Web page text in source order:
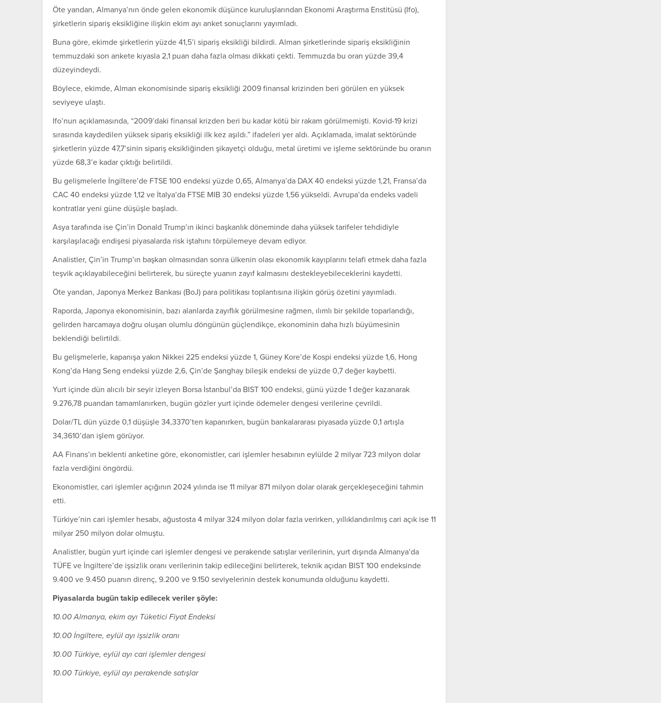
Öte yandan, Almanya’nın önde gelen ekonomik düşünce kuruluşlarından Ekonomi Araştırma Enstitüsü (Ifo),
şirketlerin sipariş eksikliğine ilişkin ekim ayı anket sonuçlarını yayımladı.
Buna göre, ekimde şirketlerin yüzde 41,5’i sipariş eksikliği bildirdi. Alman şirketlerinde sipariş eksikliğinin
temmuzdaki son ankete kıyasla 2,1 puan daha fazla olması dikkati çekti. Temmuzda bu oran yüzde 39,4
düzeyindeydi.
Böylece, ekimde, Alman ekonomisinde sipariş eksikliği 2009 finansal krizinden beri görülen en yüksek
seviyeye ulaştı.
Ifo’nun açıklamasında, “2009’daki finansal krizden beri bu kadar kötü bir rakam görülmemişti. Kovid-19 krizi
sırasında kaydedilen yüksek sipariş eksikliği ilk kez aşıldı.” ifadeleri yer aldı. Açıklamada, imalat sektöründe
şirketlerin yüzde 47,7’sinin sipariş eksikliğinden şikayetçi olduğu, metal üretimi ve işleme sektöründe bu oranın
yüzde 68,3’e kadar çıktığı belirtildi.
Bu gelişmelerle İngiltere’de FTSE 100 endeksi yüzde 0,65, Almanya’da DAX 40 endeksi yüzde 1,21, Fransa’da
CAC 40 endeksi yüzde 1,12 ve İtalya’da FTSE MIB 30 endeksi yüzde 1,56 yükseldi. Avrupa’da endeks vadeli
kontratlar yeni güne düşüşle başladı.
Asya tarafında ise Çin’in Donald Trump’ın ikinci başkanlık döneminde daha yüksek tarifeler tehdidiyle
karşılaşılacağı endişesi piyasalarda risk iştahını törpülemeye devam ediyor.
Analistler, Çin’in Trump’ın başkan olmasından sonra ülkenin olası ekonomik kayıplarını telafi etmek daha fazla
teşvik açıklayabileceğini belirterek, bu süreçte yuanın zayıf kalmasını destekleyebileceklerini kaydetti.
Öte yandan, Japonya Merkez Bankası (BoJ) para politikası toplantısına ilişkin görüş özetini yayımladı.
Raporda, Japonya ekonomisinin, bazı alanlarda zayıflık görülmesine rağmen, ılımlı bir şekilde toparlandığı,
gelirden harcamaya doğru oluşan olumlu döngünün güçlendikçe, ekonominin daha hızlı büyümesinin
beklendiği belirtildi.
Bu gelişmelerle, kapanışa yakın Nikkei 225 endeksi yüzde 1, Güney Kore’de Kospi endeksi yüzde 1,6, Hong
Kong’da Hang Seng endeksi yüzde 2,6, Çin’de Şanghay bileşik endeksi de yüzde 0,7 değer kaybetti.
Yurt içinde dün alıcılı bir seyir izleyen Borsa İstanbul’da BIST 100 endeksi, günü yüzde 1 değer kazanarak
9.276,78 puandan tamamlanırken, bugün gözler yurt içinde ödemeler dengesi verilerine çevrildi.
Dolar/TL dün yüzde 0,1 düşüşle 34,3370’ten kapanırken, bugün bankalararası piyasada yüzde 0,1 artışla
34,3610’dan işlem görüyor.
AA Finans’ın beklenti anketine göre, ekonomistler, cari işlemler hesabının eylülde 2 milyar 723 milyon dolar
fazla verdiğini öngördü.
Ekonomistler, cari işlemler açığının 2024 yılında ise 11 milyar 871 milyon dolar olarak gerçekleşeceğini tahmin
etti.
Türkiye’nin cari işlemler hesabı, ağustosta 4 milyar 324 milyon dolar fazla verirken, yıllıklandırılmış cari açık ise 11
milyar 250 milyon dolar olmuştu.
Analistler, bugün yurt içinde cari işlemler dengesi ve perakende satışlar verilerinin, yurt dışında Almanya’da
TÜFE ve İngiltere’de işsizlik oranı verilerinin takip edileceğini belirterek, teknik açıdan BIST 100 endeksinde
9.400 ve 9.450 puanın direnç, 9.200 ve 9.150 seviyelerinin destek konumunda olduğunu kaydetti.
Piyasalarda bugün takip edilecek veriler şöyle:
10.00 Almanya, ekim ayı Tüketici Fiyat Endeksi
10.00 İngiltere, eylül ayı işsizlik oranı
10.00 Türkiye, eylül ayı cari işlemler dengesi
10.00 Türkiye, eylül ayı perakende satışlar